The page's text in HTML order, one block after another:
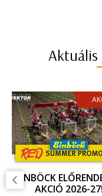
Aktuális
EINBÖCK
AKCIÓ 2026-27!